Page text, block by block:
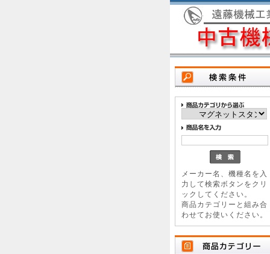
メーカー名、機種名を入
力して検索ボタンをクリ
ックしてください。
商品カテゴリーと組み合
わせてお使いください。